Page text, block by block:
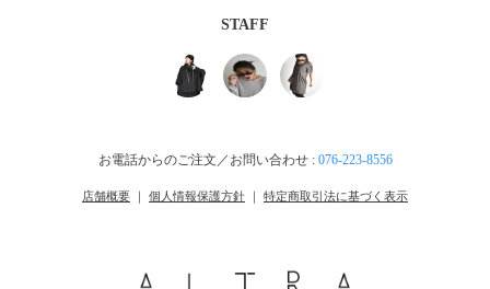
STAFF
お電話からのご注文／お問い合わせ : 076-223-8556
店舗概要 ｜ 個人情報保護方針 ｜ 特定商取引法に基づく表示